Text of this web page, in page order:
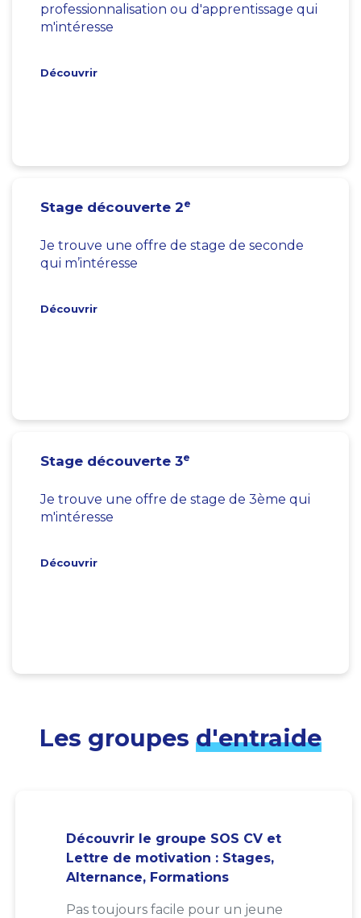
professionnalisation ou d'apprentissage qui
m'intéresse
Découvrir
Stage découverte 2e
Je trouve une offre de stage de seconde
qui m’intéresse
Découvrir
Stage découverte 3e
Je trouve une offre de stage de 3ème qui
m'intéresse
Découvrir
Les groupes d'entraide
Découvrir le groupe SOS CV et
Lettre de motivation : Stages,
Alternance, Formations
Pas toujours facile pour un jeune